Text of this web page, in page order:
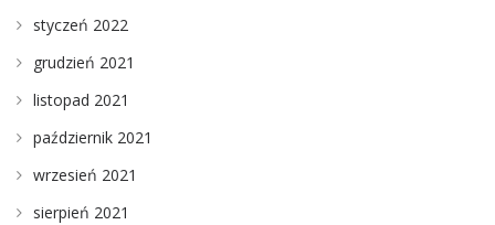
styczeń 2022
grudzień 2021
listopad 2021
październik 2021
wrzesień 2021
sierpień 2021